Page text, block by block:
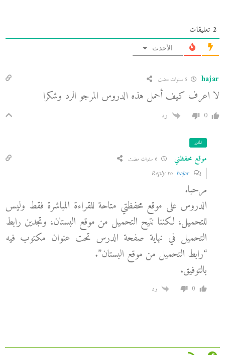
2 تعليقات
الأحدث
hajar
لا اعرف كيف أحمل هذه الدروس المرجو الرد وشكرا
0 رد
المدير
موقع محفظتي
Reply to
hajar
مرحبا.
الدروس على موقع محفظتي متاحة للقراءة المباشرة فقط وليس
للتحميل، لكننا نتيح التحميل من موقع البستان، وتجدين رابط
التحميل في نهاية صفحة الدرس تحت عنوان مكتوب فيه
“رابط التحميل من موقع البستان”.
بالتوفيق.
0 رد